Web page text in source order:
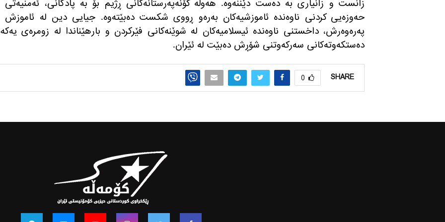
زانست و زانیاری بە دەست دێننەوە. هەوڵە کۆنەپەرستانەکانی ڕژیم بۆ بە پادگانی، ئەمنیەتی
حەوزەیی کردنی ناوەندە ئاموزشیەکان بەرەو ڕووی شکست دەبێتەوە. جیایی دین لە ئاموزش
پەرەوەرش، داخستنی ناوەندە ئیسلامیەکان لە شوێنەکانی فێرکردن و بارهێناندا لە زومرەی
دەستکەوتەکانی سەرکەوتنی شۆڕش دەبێت لە ئێران.
SHARE
0